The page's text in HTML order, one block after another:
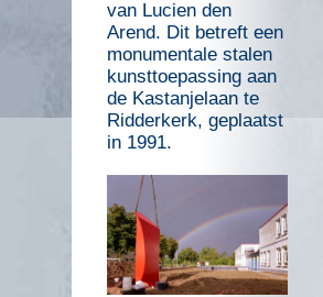
van Lucien den
Arend. Dit betreft een
monumentale stalen
kunsttoepassing aan
de Kastanjelaan te
Ridderkerk, geplaatst
in 1991.